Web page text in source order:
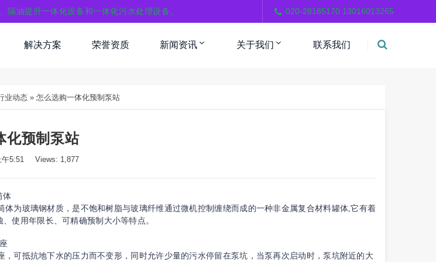
油提升一体化设备和一体化污水处理设备。 020-28185170 13016013265
解决方案 荣誉资质 新闻资讯 关于我们 联系我们
业动态 » 怎么选购一体化预制泵站
化预制泵站
午5:51 Views: 1,877
体
为玻璃钢材质，是不饱和树脂与玻璃纤维通过微机控制缠绕而成的一种非金属复合材料罐体,它有着
使用年限长、可精确预制大小等特点。
可抵抗地下水的压力而不变形，同时允许少量的污水停留在泵坑，当泵再次启动时，泵坑附近的大